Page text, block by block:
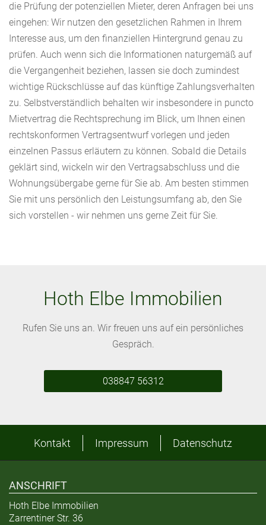
die Prüfung der potenziellen Mieter, deren Anfragen bei uns
eingehen: Wir nutzen den gesetzlichen Rahmen in Ihrem
Interesse aus, um den finanziellen Hintergrund genau zu
prüfen. Auch wenn sich die Informationen naturgemäß auf
die Vergangenheit beziehen, lassen sie doch zumindest
wichtige Rückschlüsse auf das künftige Zahlungsverhalten
zu. Selbstverständlich behalten wir insbesondere in puncto
Mietvertrag die Rechtsprechung im Blick, um Ihnen einen
rechtskonformen Vertragsentwurf vorlegen und jeden
einzelnen Passus erläutern zu können. Sobald die Details
geklärt sind, wickeln wir den Vertragsabschluss und die
Wohnungsübergabe gerne für Sie ab. Am besten stimmen
Sie mit uns persönlich den Leistungsumfang ab, den Sie
sich vorstellen - wir nehmen uns gerne Zeit für Sie.
Hoth Elbe Immobilien
Rufen Sie uns an. Wir freuen uns auf ein persönliches
Gespräch.
038847 56312
Kontakt Impressum Datenschutz
ANSCHRIFT
Hoth Elbe Immobilien
Zarrentiner Str. 36